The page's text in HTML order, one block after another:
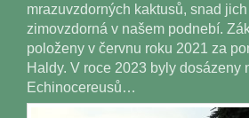
mrazuvzdorných kaktusů, snad
zimovzdorná v našem podnebí.
položeny v červnu roku 2021 za
Haldy. V roce 2023 byly dosázeny
Echinocereusů…